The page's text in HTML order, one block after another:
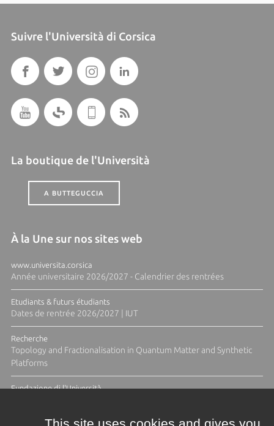
Suivre l'Università di Corsica
La boutique de l'Università
A BUTTEGUCCIA
À la Une sur nos sites web
www.universita.corsica
Année universitaire 2026/2027 - Calendrier des rentrées
Etudiants & futurs étudiants
Dates de rentrée 2026/2027 | IUT
Recherche
Topology and Fractionalisation in Quantum Matter and Synthetic
Platforms
Fundazione di l'Università